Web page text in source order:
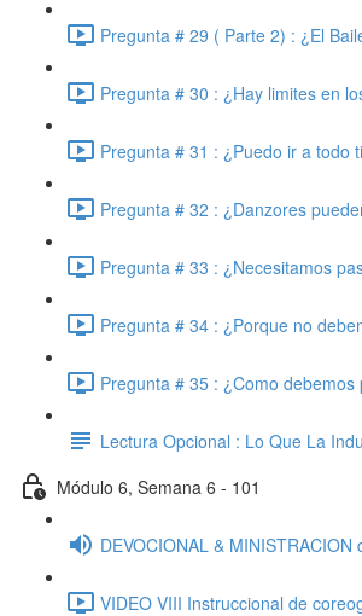
Pregunta # 29 ( Parte 2) : ¿El
Pregunta # 30 : ¿Hay limites en
Pregunta # 31 : ¿Puedo ir a todo
Pregunta # 32 : ¿Danzores
Pregunta # 33 : ¿Necesitamos
Pregunta # 34 : ¿Porque no
Pregunta # 35 : ¿Como
Lectura Opcional : Lo Que La
Módulo 6, Semana 6 - 101
DEVOCIONAL &
VIDEO VIII Instruccional de